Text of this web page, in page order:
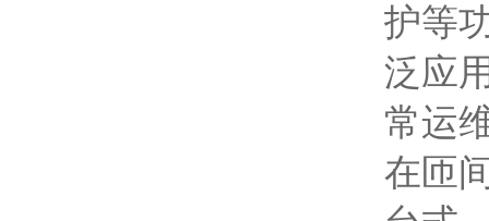
护等
泛应
常运
在匝